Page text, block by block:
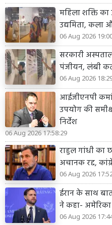
महिला शक्ति
उद्यमिता, कला
06 Aug 2026
सरकारी
पंजीयन, लंबी
06 Aug 2026
आईजीएनपी
उपयोग की
निर्देश
06 Aug 2026 17:58:29
राहुल गांधी का
अचानक रद्द,
06 Aug 2026
ईरान के साथ
ने कहा- अमेरिका
06 Aug 2026